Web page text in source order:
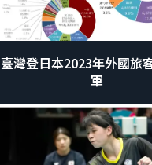
臺灣登日本2023年外國旅
軍